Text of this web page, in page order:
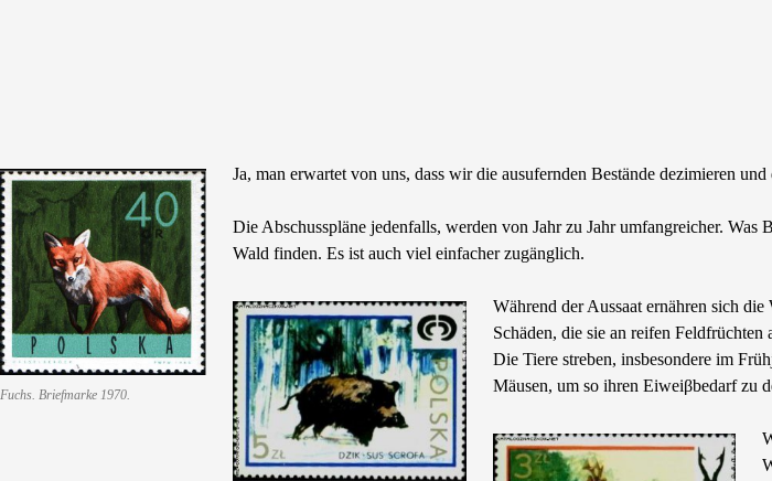
Fuchs. Briefmarke 1970.
Ja, man erwartet von uns, dass wir die ausufernden Bestände dezimieren
Die Abschusspläne jedenfalls, werden von Jahr zu Jahr umfangreicher.
Wald finden. Es ist auch viel einfacher zugänglich.
Während der Aussaat ernähren sich
Schäden, die sie an reifen
Die Tiere streben, insbesondere im
Mäusen, um so ihren Eiweiβbedarf zu